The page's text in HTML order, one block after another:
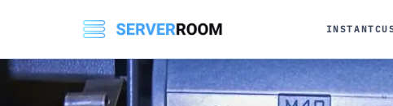
INSTANT